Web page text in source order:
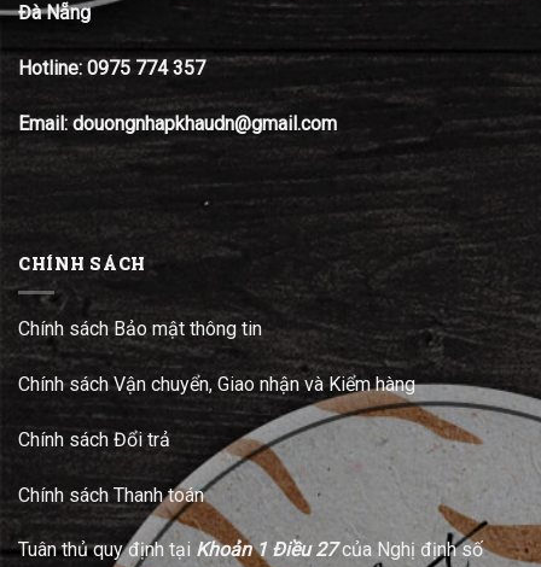
Đà Nẵng
Hotline: 0975 774 357
Email: douongnhapkhaudn@gmail.com
CHÍNH SÁCH
Chính sách Bảo mật thông tin
Chính sách Vận chuyển, Giao nhận và Kiểm hàng
Chính sách Đổi trả
Chính sách Thanh toán
Tuân thủ quy định tại Khoản 1 Điều 27của Nghị định số